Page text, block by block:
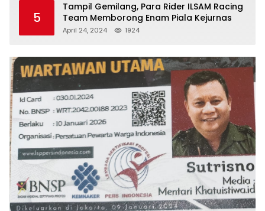
5
Tampil Gemilang, Para Rider ILSAM Racing
Team Memborong Enam Piala Kejurnas
April 24, 2024 1924